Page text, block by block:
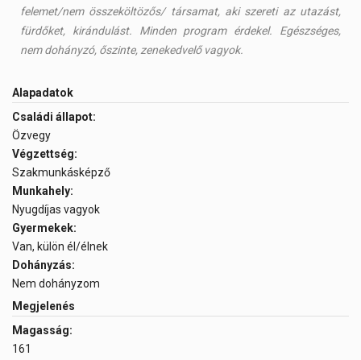
felemet/nem összeköltözős/ társamat, aki szereti az utazást,
fürdőket, kirándulást. Minden program érdekel. Egészséges,
nem dohányzó, őszinte, zenekedvelő vagyok.
Alapadatok
Családi állapot:
Özvegy
Végzettség:
Szakmunkásképző
Munkahely:
Nyugdíjas vagyok
Gyermekek:
Van, külön él/élnek
Dohányzás:
Nem dohányzom
Megjelenés
Magasság:
161